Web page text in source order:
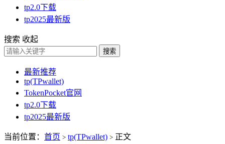
tp2.0下载
tp2025最新版
搜索 收起
搜索
最新推荐
tp(TPwallet)
TokenPocket官网
tp2.0下载
tp2025最新版
当前位置： 首页 > tp(TPwallet) > 正文